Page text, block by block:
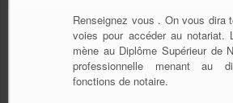
Renseignez vous . On vous dira
voies pour accéder au notariat.
mène au Diplôme Supérieur de
professionnelle menant au
fonctions de notaire.